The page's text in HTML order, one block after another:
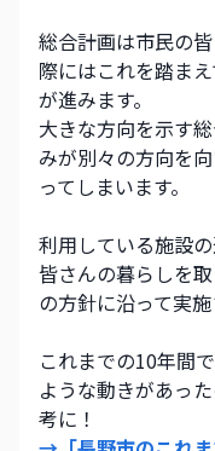
総合計画は市民の
際にはこれを踏ま
が進みます。
大きな方向を示す
みが別々の方向を
ってしまいます。
利用している施設
皆さんの暮らしを
の方針に沿って実施
これまでの10年間
ような動きがあっ
考に！